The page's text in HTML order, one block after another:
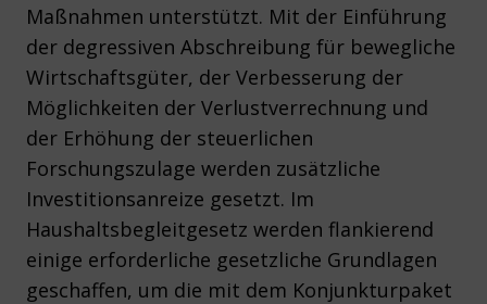
Maßnahmen unterstützt. Mit der Einführung
der degressiven Abschreibung für bewegliche
Wirtschaftsgüter, der Verbesserung der
Möglichkeiten der Verlustverrechnung und
der Erhöhung der steuerlichen
Forschungszulage werden zusätzliche
Investitionsanreize gesetzt. Im
Haushaltsbegleitgesetz werden flankierend
einige erforderliche gesetzliche Grundlagen
geschaffen, um die mit dem Konjunkturpaket